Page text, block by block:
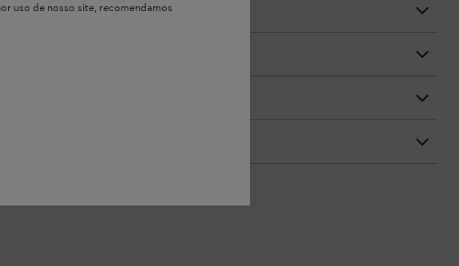
uso de nosso site, recomendamos